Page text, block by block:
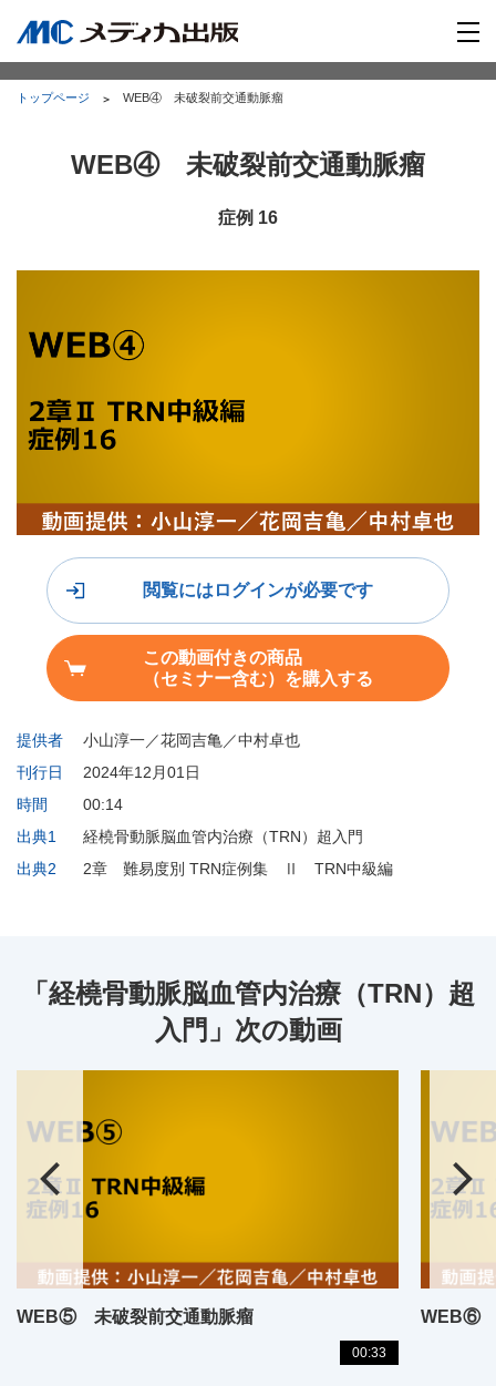
トップページ WEB④ 未破裂前交通動脈瘤
WEB④ 未破裂前交通動脈瘤
症例 16
提供者
小山淳一／花岡吉亀／中村卓也
刊行日
2024年12月01日
時間
00:14
出典1
経橈骨動脈脳血管内治療（TRN）超入門
出典2
2章 難易度別 TRN症例集 Ⅱ TRN中級編
閲覧にはログインが必要です
この動画付きの商品
（セミナー含む）を購入する
「経橈骨動脈脳血管内治療（TRN）超
入門」次の動画
WEB⑤ 未破裂前交通動脈瘤
00:33
WEB⑥